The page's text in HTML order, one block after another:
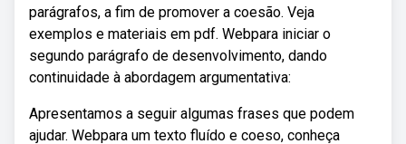
parágrafos, a fim de promover a coesão. Veja
exemplos e materiais em pdf. Webpara iniciar o
segundo parágrafo de desenvolvimento, dando
continuidade à abordagem argumentativa:
Apresentamos a seguir algumas frases que podem
ajudar. Webpara um texto fluído e coeso, conheça